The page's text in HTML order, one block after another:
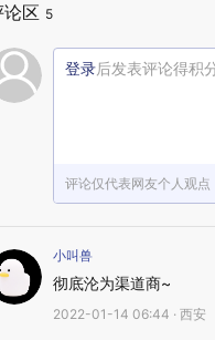
论区 5
登录后发表评论得积
评论仅代表网友个人观
小叫兽
彻底沦为渠道商~
2022-01-14 06:44 · 西安